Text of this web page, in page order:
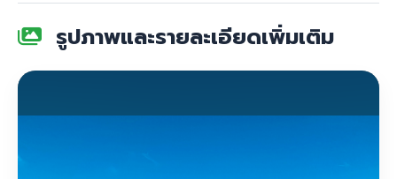
รูปภาพและรายละเอียดเพิ่มเติม